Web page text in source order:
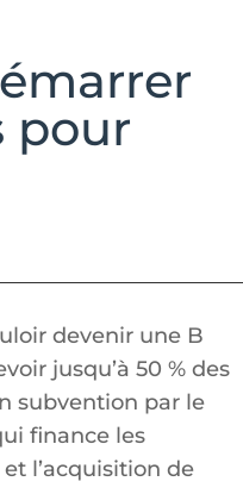
pour
devenir une B
jusqu’à 50 % des
subvention par le
finance les
l’acquisition de